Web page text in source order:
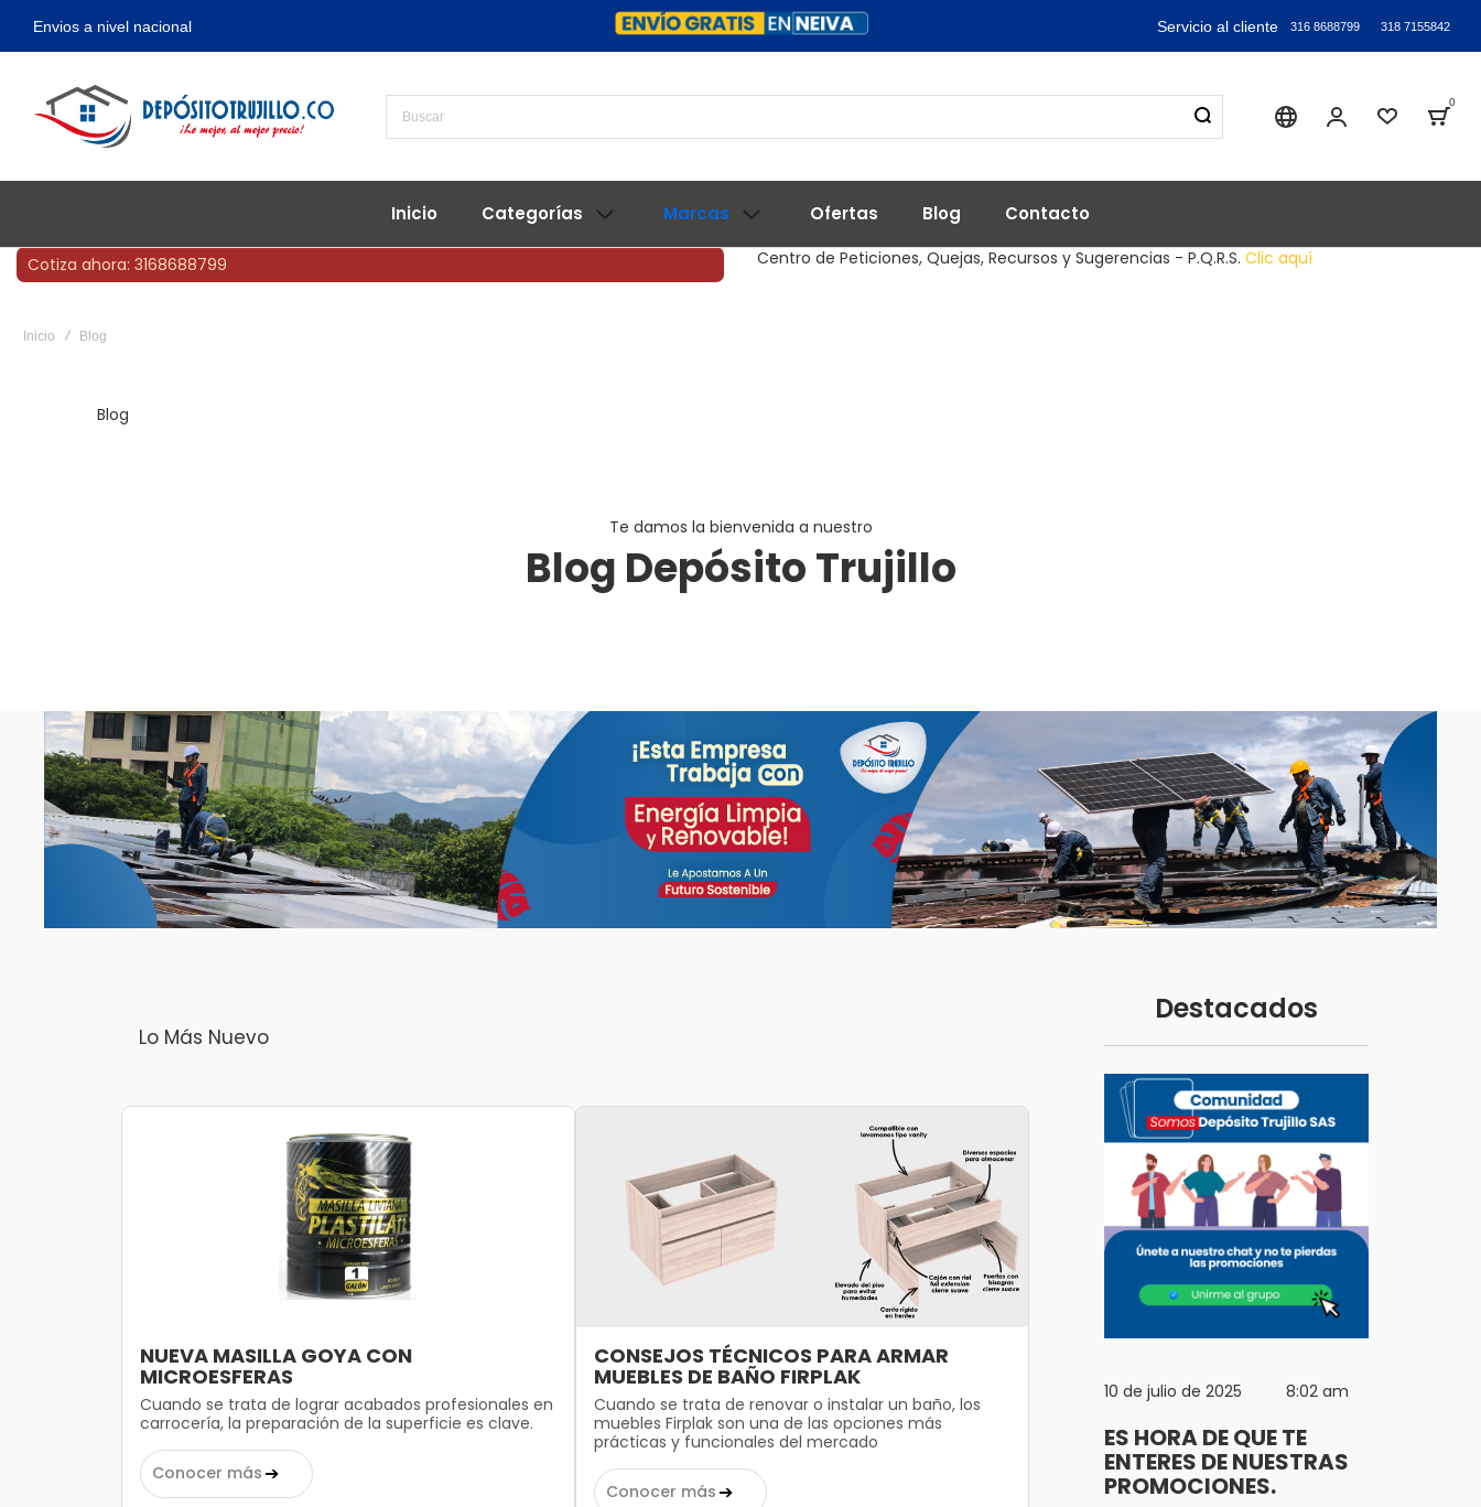
Envios a nivel nacional Servicio al cliente 316 8688799 318 7155842
Sika industry
Mi Cuenta
Lista de
0
Inicio Categorías Marcas Ofertas Blog Contacto
Cotiza ahora: 3168688799 Centro de Peticiones, Quejas, Recursos y Sugerencias - P.Q.R.S. Clic aquí
Inicio Blog
Blog
Te damos la bienvenida a nuestro
Blog Depósito Trujillo
Lo Más Nuevo
NUEVA MASILLA GOYA CON
MICROESFERAS
Cuando se trata de lograr acabados profesionales en
carrocería, la preparación de la superficie es clave.
Conocer más ➔
CONSEJOS TÉCNICOS PARA ARMAR
MUEBLES DE BAÑO FIRPLAK
Cuando se trata de renovar o instalar un baño, los
muebles Firplak son una de las opciones más
prácticas y funcionales del mercado
Conocer más ➔
Destacados
10 de julio de 2025 8:02 am
ES HORA DE QUE TE
ENTERES DE NUESTRAS
PROMOCIONES.